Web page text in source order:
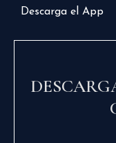
Descarga el App